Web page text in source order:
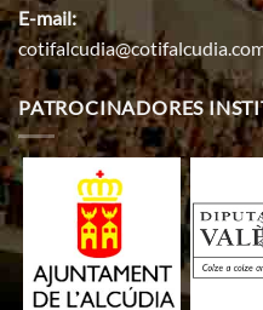
E-mail:
PATROCINADORES